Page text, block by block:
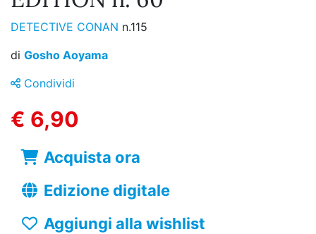
DETECTIVE CONAN n.115
di Gosho Aoyama
Condividi
€ 6,90
Acquista ora
Edizione digitale
Aggiungi alla wishlist